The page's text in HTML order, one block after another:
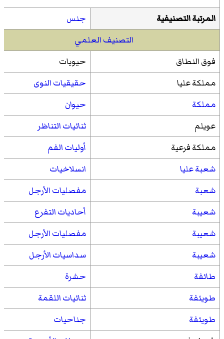
المرتبة التصنيفية
جنس
التصنيف العلمي
فوق النطاق
حيويات
مملكة عليا
حقيقيات النوى
مملكة
حيوان
عويلم
ثنائيات التناظر
مملكة فرعية
أوليات الفم
شعبة عليا
انسلاخيات
شعبة
مفصليات الأرجل
شعيبة
أحاديات التفرع
شعيبة
مفصليات الأرجل
شعيبة
سداسيات الأرجل
طائفة
حشرة
طويئفة
ثنائيات اللقمة
طويئفة
جناحيات